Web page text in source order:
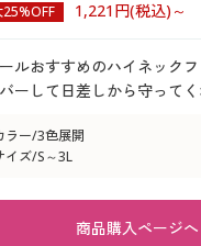
25%OFF 1,221円(税込)～
ルおすすめのハイネック
ーして日差しから守って
ー/3色展開
ズ/S～3L
商品購入ページへ